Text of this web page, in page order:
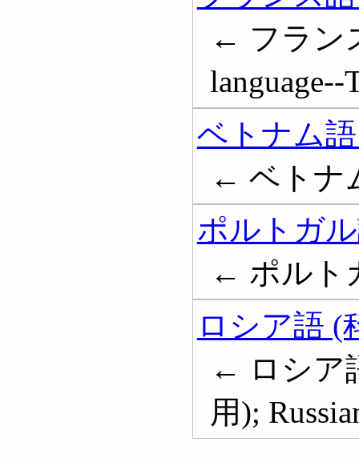
← フラン
language--
ベトナム
← ベトナ
ポルトガ
← ポルト
ロシア語 (
← ロシア
用);